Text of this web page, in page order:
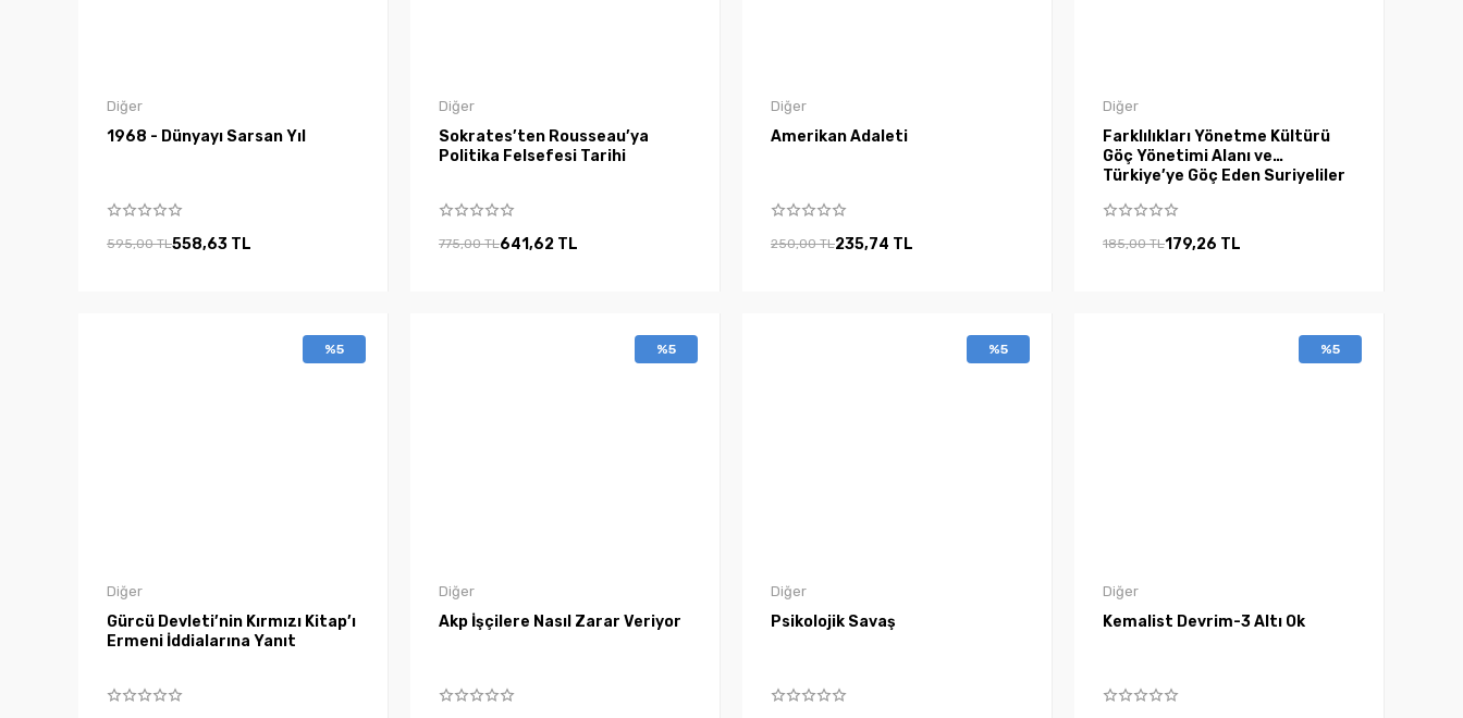
Diğer
1968 - Dünyayı Sarsan Yıl
595,00 TL558,63 TL
Diğer
Sokrates’ten Rousseau’ya
Politika Felsefesi Tarihi
775,00 TL641,62 TL
Diğer
Amerikan Adaleti
250,00 TL235,74 TL
Diğer
Farklılıkları Yönetme Kültürü
Göç Yönetimi Alanı ve
Türkiye’ye Göç Eden Suriyeliler
185,00 TL179,26 TL
%5
Diğer
Gürcü Devleti’nin Kırmızı Kitap’ı
Ermeni İddialarına Yanıt
%5
Diğer
Akp İşçilere Nasıl Zarar Veriyor
%5
Diğer
Psikolojik Savaş
%5
Diğer
Kemalist Devrim-3 Altı Ok